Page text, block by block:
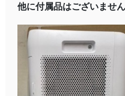
他に付属品はございません